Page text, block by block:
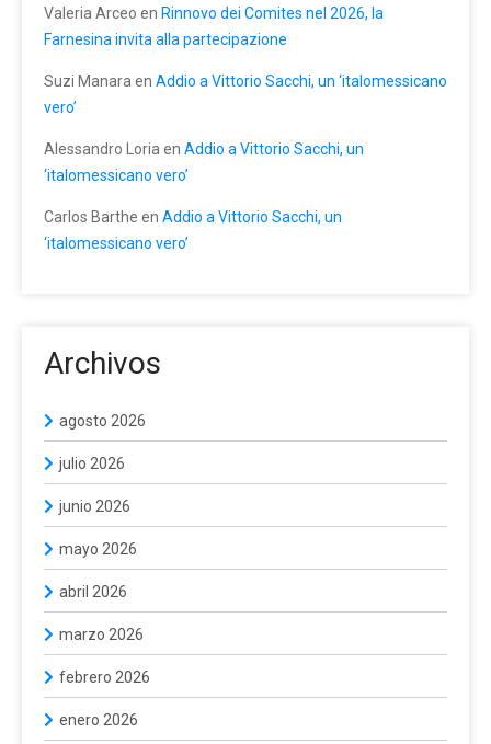
Valeria Arceo en Rinnovo dei Comites nel 2026, la
Farnesina invita alla partecipazione
Suzi Manara en Addio a Vittorio Sacchi, un ‘italomessicano
vero’
Alessandro Loria en Addio a Vittorio Sacchi, un
‘italomessicano vero’
Carlos Barthe en Addio a Vittorio Sacchi, un
‘italomessicano vero’
Archivos
agosto 2026
julio 2026
junio 2026
mayo 2026
abril 2026
marzo 2026
febrero 2026
enero 2026